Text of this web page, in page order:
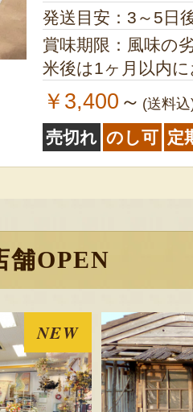
発送目安：3～5日
賞味期限：風味の
米後は1ヶ月以内
￥3,400 ～ (送料
売切れ のし可 定
舗OPEN
NEW